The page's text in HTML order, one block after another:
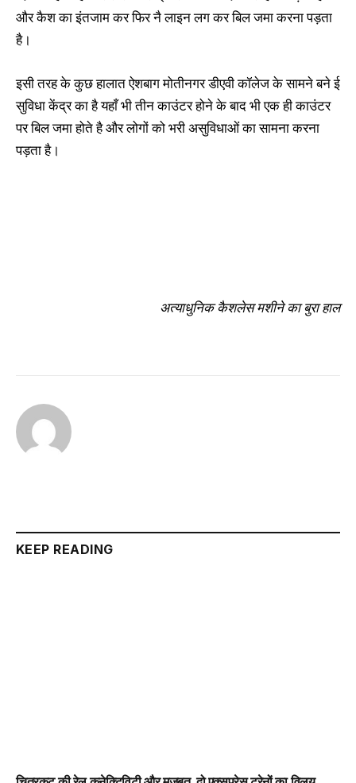
और कैश का इंतजाम कर फिर नै लाइन लग कर बिल जमा करना पड़ता
है।
इसी तरह के कुछ हालात ऐशबाग मोतीनगर डीएवी कॉलेज के सामने बने ई
सुविधा केंद्र का है यहाँ भी तीन काउंटर होने के बाद भी एक ही काउंटर
पर बिल जमा होते है और लोगों को भरी असुविधाओं का सामना करना
पड़ता है।
अत्याधुनिक कैशलेस मशीने का बुरा हाल
KEEP READING